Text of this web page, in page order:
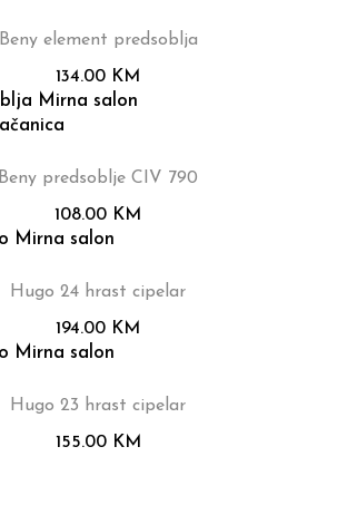
Beny element predsoblja
134.00 KM
Beny predsoblje CIV 790
108.00 KM
Hugo 24 hrast cipelar
194.00 KM
Hugo 23 hrast cipelar
155.00 KM